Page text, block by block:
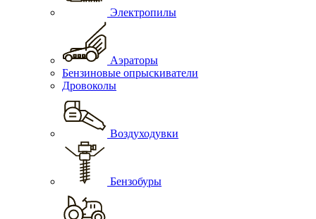
Электропилы
Аэраторы
Бензиновые опрыскиватели
Дровоколы
Воздуходувки
Бензобуры